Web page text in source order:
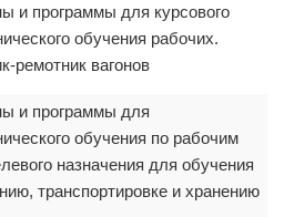
и программы для курсового
обучения рабочих.
ремотник вагонов
и программы для
обучения по рабочим
назначения для обучения
транспортировке и хранению